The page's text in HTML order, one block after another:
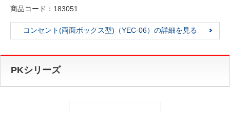
商品コード：183051
コンセント(両面ボックス型)（YEC-06）の詳細を見る
PKシリーズ